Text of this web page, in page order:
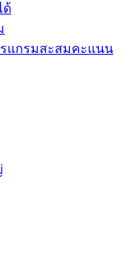
ด้
แกรมสะสมคะแนน